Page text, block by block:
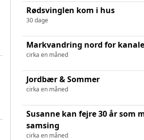
Rødsvinglen kom i hus
30 dage
Markvandring nord for
cirka en måned
Jordbær & Sommer
cirka en måned
Susanne kan fejre 30 år som
samsing
cirka en måned